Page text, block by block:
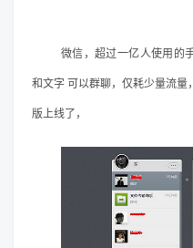
微信，超过一亿人使用的
和文字 可以群聊，仅耗少量流量
版上线了，